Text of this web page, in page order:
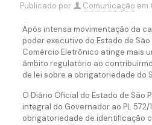
Publicado por Comunicação em
Após intensa movimentação da
poder executivo do Estado de
Comércio Eletrônico atinge mais
âmbito regulatório ao
de lei sobre a obrigatoriedade do
O Diário Oficial do Estado de São
integral do Governador ao PL
obrigatoriedade de identificação